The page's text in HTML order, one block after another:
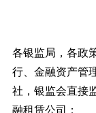
各银监局，各政
行、金融资产管
社，银监会直接
融租赁公司：